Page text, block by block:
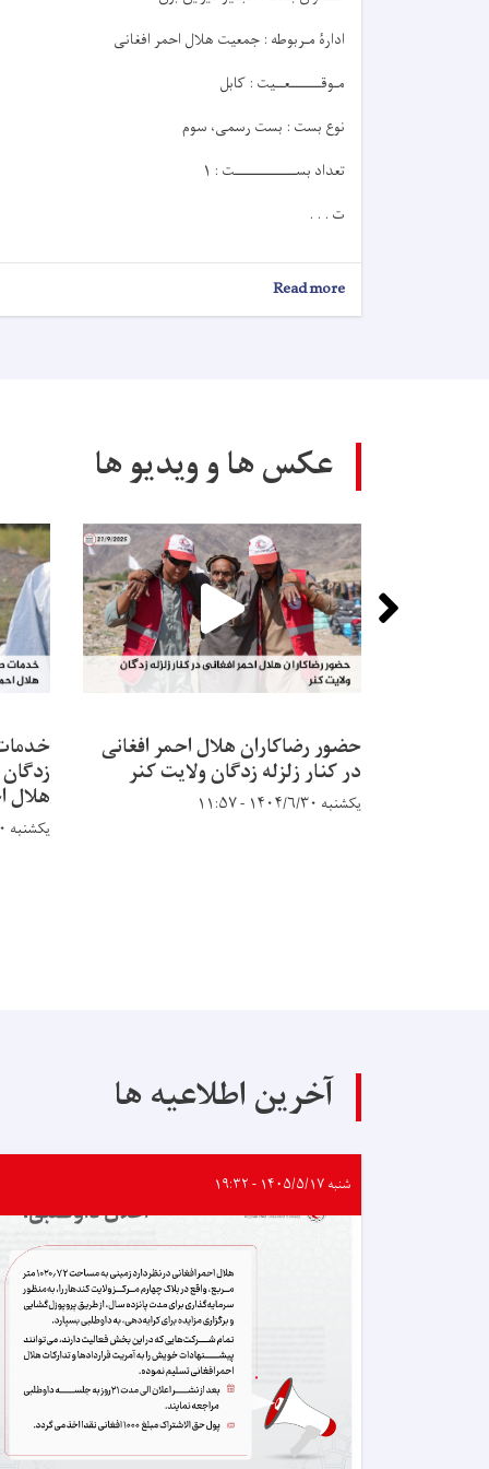
ادارۀ مـربوطه : جمعیت هلال احمر افغانی
مـوقـــــــعــيت : کابل
نوع بست : بست رسمی، سوم
تعداد بســــــــــــــت : ۱
ت . . .
Read more
اعلان
عکس ها و ویدیو ها
حضور رضاکاران هلال احمر افغانی
در کنار زلزله زدگان ولایت کنر
یکشنبه ۱۴۰۴/۶/۳۰ - ۱۱:۵۷ هلال
یکشنبه ۱۴۰۴/۶/۳۰ - ۱۱:۴۸
آخرین اطلاعیه ها
شنبه ۱۴۰۵/۵/۱۷ - ۱۹:۳۲